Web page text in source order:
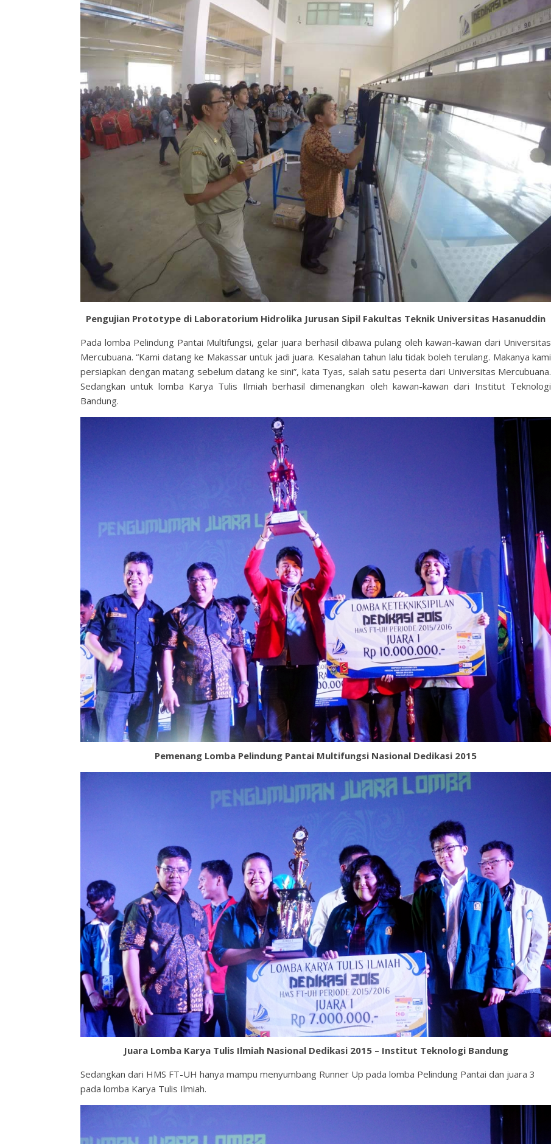
Pengujian Prototype di Laboratorium Hidrolika Jurusan Sipil Fakultas Teknik Universitas Hasanuddin
Pada lomba Pelindung Pantai Multifungsi, gelar juara berhasil dibawa pulang oleh kawan-kawan dari Universitas
Mercubuana. “Kami datang ke Makassar untuk jadi juara. Kesalahan tahun lalu tidak boleh terulang. Makanya kami
persiapkan dengan matang sebelum datang ke sini”, kata Tyas, salah satu peserta dari Universitas Mercubuana.
Sedangkan untuk lomba Karya Tulis Ilmiah berhasil dimenangkan oleh kawan-kawan dari Institut Teknologi
Bandung.
Pemenang Lomba Pelindung Pantai Multifungsi Nasional Dedikasi 2015
Juara Lomba Karya Tulis Ilmiah Nasional Dedikasi 2015 – Institut Teknologi Bandung
Sedangkan dari HMS FT-UH hanya mampu menyumbang Runner Up pada lomba Pelindung Pantai dan juara 3
pada lomba Karya Tulis Ilmiah.